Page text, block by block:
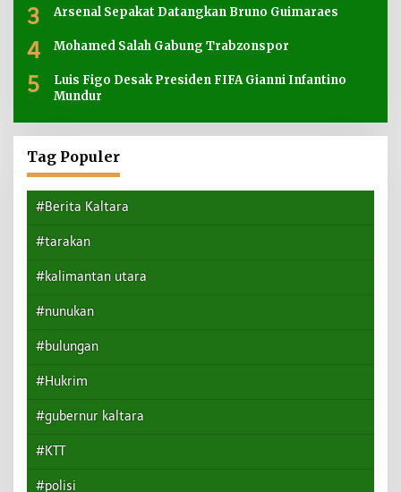
3 Arsenal Sepakat Datangkan Bruno Guimaraes
4 Mohamed Salah Gabung Trabzonspor
5
Luis Figo Desak Presiden FIFA Gianni Infantino
Mundur
Tag Populer
#Berita Kaltara
#tarakan
#kalimantan utara
#nunukan
#bulungan
#Hukrim
#gubernur kaltara
#KTT
#polisi